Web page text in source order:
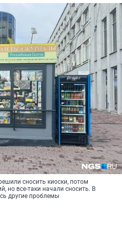
сносить киоски, потом
но все-таки начали сносить. В
другие проблемы